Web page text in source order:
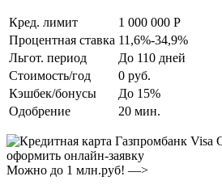
Кред. лимит
1 000 000 Р
Процентная ставка 11,6%-34,9%
Льгот. период
До 110 дней
Стоимость/год
0 руб.
Кэшбек/бонусы
До 15%
Одобрение
20 мин.
Можно до 1 млн.руб! —>